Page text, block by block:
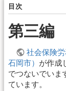
目次
第三編
社会保険
石岡市） が作成
でつないでいま
ています。